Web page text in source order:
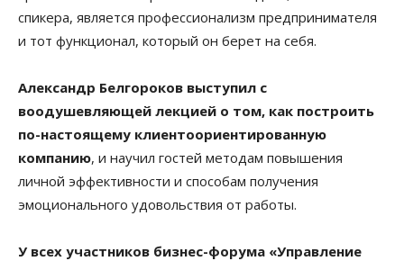
спикера, является профессионализм предпринимателя
и тот функционал, который он берет на себя.
Александр Белгороков выступил с
воодушевляющей лекцией о том, как построить
по-настоящему клиентоориентированную
компанию, и научил гостей методам повышения
личной эффективности и способам получения
эмоционального удовольствия от работы.
У всех участников бизнес-форума «Управление